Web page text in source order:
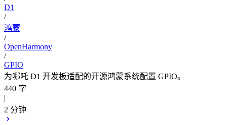
D1
/
鸿蒙
/
OpenHarmony
/
GPIO
为哪吒 D1 开发板适配的开源鸿蒙系统配置 GPIO。
440 字
|
2 分钟